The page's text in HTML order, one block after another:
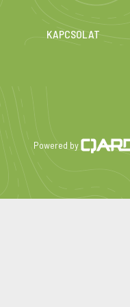
KAPCSOLAT
Powered by